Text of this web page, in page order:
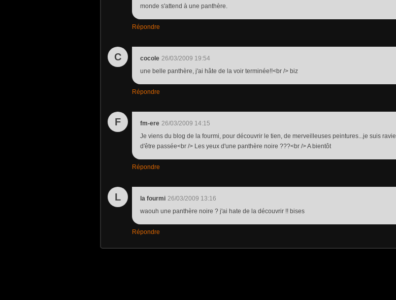
monde s'attend à une panthère.
Répondre
C cocole 26/03/2009 19:54
une belle panthère, j'ai hâte de la voir terminée!!<br /> biz
Répondre
F fm-ere 26/03/2009 14:15
Je viens du blog de la fourmi, pour découvrir le tien, de merveilleuses peintures...je suis ravie
d'être passée<br /> Les yeux d'une panthère noire ???<br /> A bientôt
Répondre
L la fourmi 26/03/2009 13:16
waouh une panthère noire ? j'ai hate de la découvrir !! bises
Répondre